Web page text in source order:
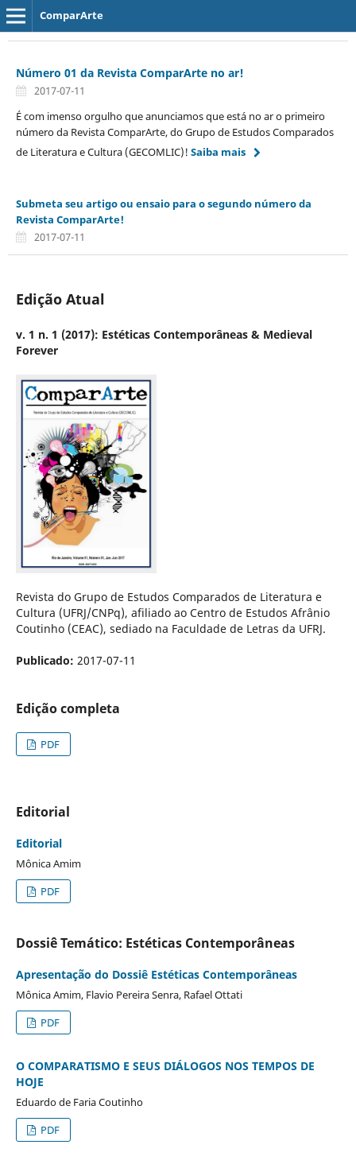
ComparArte
Número 01 da Revista ComparArte no ar!
2017-07-11
É com imenso orgulho que anunciamos que está no ar o primeiro
número da Revista ComparArte, do Grupo de Estudos Comparados
de Literatura e Cultura (GECOMLIC)! Saiba mais
Submeta seu artigo ou ensaio para o segundo número da
Revista ComparArte!
2017-07-11
Edição Atual
v. 1 n. 1 (2017): Estéticas Contemporâneas & Medieval
Forever
Revista do Grupo de Estudos Comparados de Literatura e
Cultura (UFRJ/CNPq), afiliado ao Centro de Estudos Afrânio
Coutinho (CEAC), sediado na Faculdade de Letras da UFRJ.
Publicado: 2017-07-11
Edição completa
PDF
Editorial
Editorial
Mônica Amim
PDF
Dossiê Temático: Estéticas Contemporâneas
Apresentação do Dossiê Estéticas Contemporâneas
Mônica Amim, Flavio Pereira Senra, Rafael Ottati
PDF
O COMPARATISMO E SEUS DIÁLOGOS NOS TEMPOS DE
HOJE
Eduardo de Faria Coutinho
PDF